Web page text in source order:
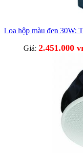
Loa hộp màu đen 30W:
Giá: 2.451.000
Phù hợp